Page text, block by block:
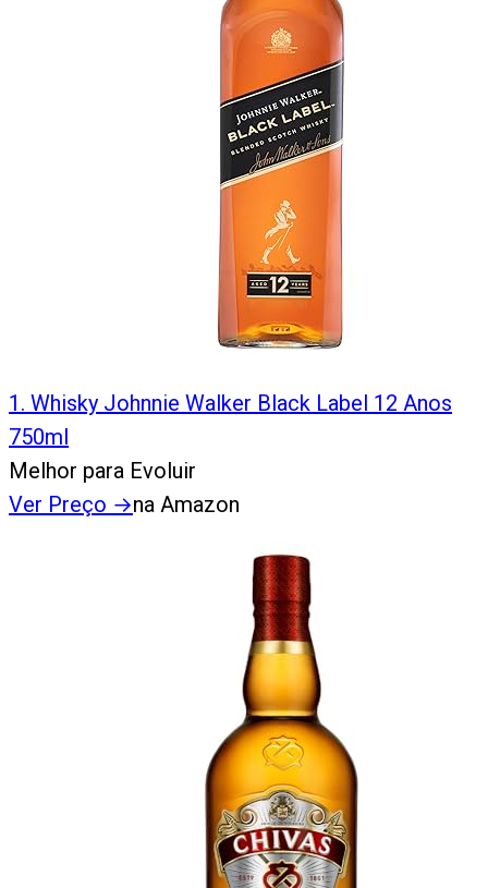
1 . Whisky Johnnie Walker Black Label 12 Anos
750ml
Melhor para Evoluir
Ver Preço →na Amazon